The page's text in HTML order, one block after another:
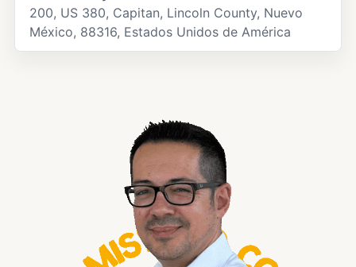
200, US 380, Capitan, Lincoln County, Nuevo
México, 88316, Estados Unidos de América